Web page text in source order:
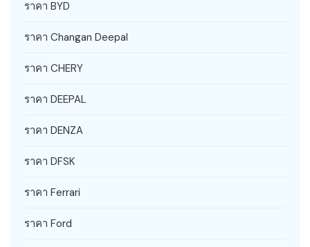
ราคา BYD
ราคา Changan Deepal
ราคา CHERY
ราคา DEEPAL
ราคา DENZA
ราคา DFSK
ราคา Ferrari
ราคา Ford